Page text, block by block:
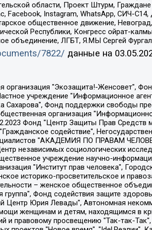
области, Проект Штурм,
Facebook, Instagram, WhatsApp, СИЧ-
общественное движение,
Республики, Конгресс ойрат-
объединение, ЛГБТ, Я.МЫ Сергей Фургал
7822/ данные на
"Центр поддержки и содействия развитию средств массовой информации", Пензенский региональный общественный благотворительный фонд "Гражданский союз", "Север.Реалии", Некоммерческая организация Фонд "Правовая инициатива", Общество с ограниченной ответственностью "Радио Свободная Европа/Радио Свобода", Чешское информационное агентство "MEDIUM-ORIENT", Красноярская региональная общественная организация "Мы против СПИДа", Камалягин Денис Николаевич, Маркелов Сергей Евгеньевич, Пономарев Лев Александрович, Савицкая Людмила Алексеевна, Автономная некоммерческая организация "Центр по работе с проблемой насилия "НАСИЛИЮ.НЕТ", Межрегиональный профессиональный союз работников здравоохранения "Альянс врачей", Юридическое лицо, зарегистрированное в Латвийской Республике, SIA "Medusa Project" (регистрационный номер 40103797863, дата регистрации 10.06.2014), Некоммерческая организация "Фонд по борьбе с коррупцией", Автономная некоммерческая организация "Институт права и публичной политики", Баданин Роман Сергеевич, Гликин Максим Александрович, Железнова Мария Михайловна, Лукьянова Юлия Сергеевна, Маетная Елизавета Витальевна, Маняхин Петр Борисович, Чуракова Ольга Владимировна, Ярош Юлия Петровна, Юридическое лицо "The Insider SIA", зарегистрированное в Риге, Латвийская Республика (дата регистрации 26.06.2015), являющееся администратором доменного имени интернет-издания "The Insider SIA", https://theins.ru, Постернак Алексей Евгеньевич, Рубин Михаил Аркадьевич, Анин Роман Александрович, Юридическое лицо Istories fonds, зарегистрированное в Латвийской Республике (регистрационный номер 50008295751, дата регистрации 24.02.2020), Великовский Дмитрий Александрович, Долинина Ирина Николаевна, Мароховская Алеся Алексеевна, Шлейнов Роман Юрьевич, Шмагун Олеся Валентиновна, Общество с ограниченной ответственностью "Альтаир 2021", Общество с ограниченной ответственностью "Вега 2021", Общество с ограниченной ответственностью "Главный редактор 2021", Общество с ограниченной ответственностью "Ромашки монолит", Важенков Артем Валерьевич, Ивановская областная общественная организация "Центр гендерных исследований", Гурман Юрий Альбертович, Медиапроект "ОВД-Инфо", Егоров Владимир Владимирович, Жилинский Владимир Александрович, Общество с ограниченной ответственностью "ЗП", Иванова София Юрьевна, Карезина Инна Павловна, Кильтау Екатерина Викторовна, Петров Алексей Викторович, Пискунов Сергей